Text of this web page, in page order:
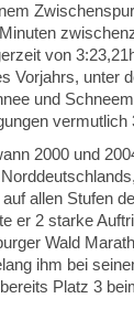
von
Vorjahrs, unter
und
2000 und
allen Stufen
er 2 starke
Wald
ihm bei
Platz 3